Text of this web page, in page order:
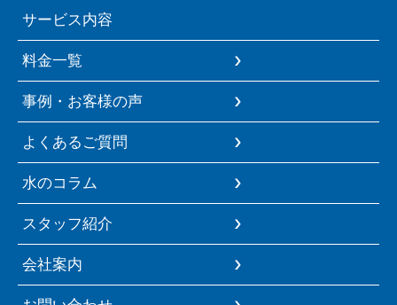
サービス内容
料金一覧
事例・お客様の声
よくあるご質問
水のコラム
スタッフ紹介
会社案内